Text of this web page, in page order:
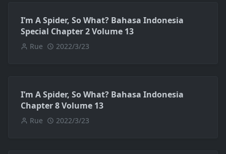
I’m A Spider, So What? Bahasa Indonesia
Special Chapter 2 Volume 13
Rue 2022/3/23
I’m A Spider, So What? Bahasa Indonesia
Chapter 8 Volume 13
Rue 2022/3/23